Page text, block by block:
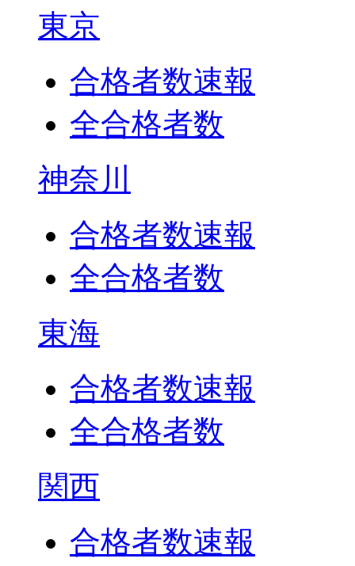
東京
合格者数速報
全合格者数
神奈川
合格者数速報
全合格者数
東海
合格者数速報
全合格者数
関西
合格者数速報